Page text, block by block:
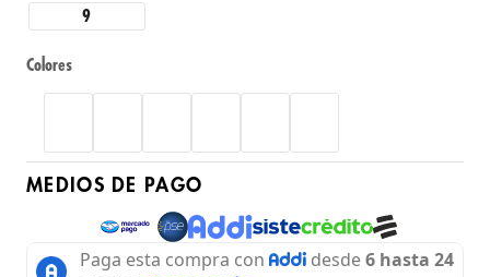
9
Colores
MEDIOS DE PAGO